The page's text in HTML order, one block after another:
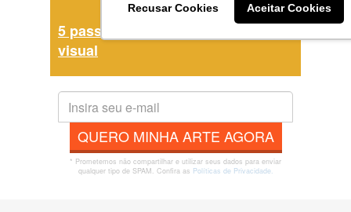
Recusar Cookies Aceitar Cookies
5 passos elaborar identidade
visual
QUERO MINHA ARTE AGORA
* Prometemos não compartilhar e utilizar seus dados para enviar
qualquer tipo de SPAM. Confira as Políticas de Privacidade.